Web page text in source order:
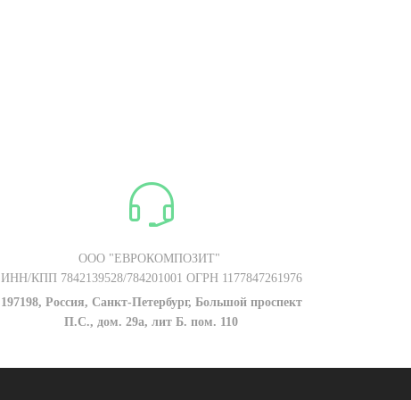
ООО "ЕВРОКОМПОЗИТ"
ИНН/КПП 7842139528/784201001 ОГРН 1177847261976
197198, Россия, Санкт-Петербург, Большой проспект
П.С., дом. 29а, лит Б. пом. 110